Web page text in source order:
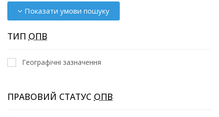
Показати умови пошуку
ТИП ОПВ
Географічні зазначення
ПРАВОВИЙ СТАТУС ОПВ